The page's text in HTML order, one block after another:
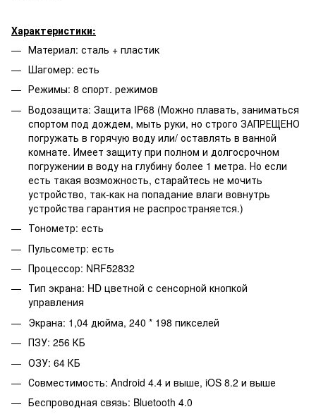
Характеристики:
Материал: сталь + пластик
Шагомер: есть
Режимы: 8 спорт. режимов
Водозащита: Защита IP68 (Можно плавать, заниматься
спортом под дождем, мыть руки, но строго ЗАПРЕЩЕНО
погружать в горячую воду или/ оставлять в ванной
комнате. Имеет защиту при полном и долгосрочном
погружении в воду на глубину более 1 метра. Но если
есть такая возможность, старайтесь не мочить
устройство, так-как на попадание влаги вовнутрь
устройства гарантия не распространяется.)
Тонометр: есть
Пульсометр: есть
Процессор: NRF52832
Тип экрана: HD цветной с сенсорной кнопкой
управления
Экрана: 1,04 дюйма, 240 * 198 пикселей
ПЗУ: 256 КБ
ОЗУ: 64 КБ
Совместимость: Android 4.4 и выше, iOS 8.2 и выше
Беспроводная связь: Bluetooth 4.0